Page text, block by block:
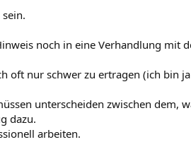
noch in eine Verhandlung mit
oft nur schwer zu ertragen (ich bin
unterscheiden zwischen dem,
dazu.
arbeiten.